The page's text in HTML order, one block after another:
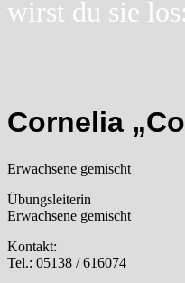
wirst du sie los:
Cornelia
Erwachsene gemischt
Übungsleiterin
Erwachsene gemischt
Kontakt:
Tel.: 05138 / 616074